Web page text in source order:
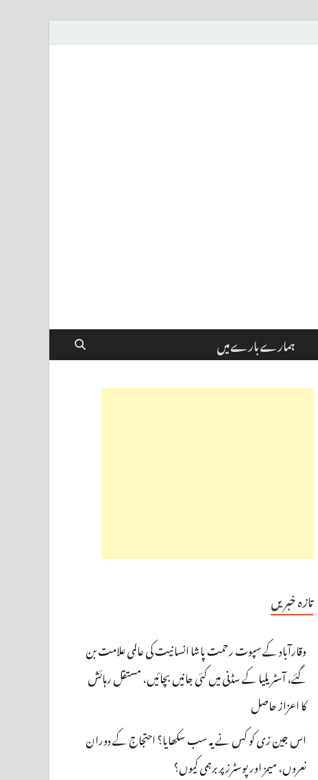
ہمارے بارے میں
تازہ خبریں
وقارآباد کے سپوت رحمت پاشا انسانیت کی عالمی علامت بن
گئے، آسٹریلیا کے سڈنی میں کئی جانیں بچائیں، مستقل رہائش
کا اعزاز حاصل
اس جین زی کو کس نے یہ سب سکھایا؟ احتجاج کے دوران
نعروں، میمز اور پوسٹرز پر برہمی کیوں؟